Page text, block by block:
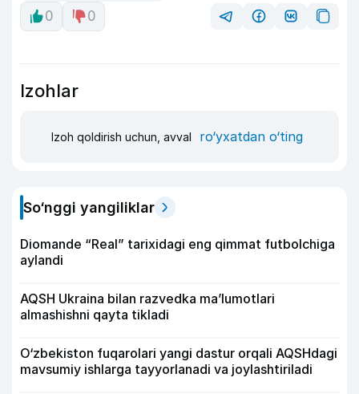
0
0
Izohlar
Izoh qoldirish uchun, avval ro‘yxatdan o‘ting
So‘nggi yangiliklar
Diomande “Real” tarixidagi eng qimmat futbolchiga
aylandi
AQSH Ukraina bilan razvedka ma’lumotlari
almashishni qayta tikladi
O‘zbekiston fuqarolari yangi dastur orqali AQSHdagi
mavsumiy ishlarga tayyorlanadi va joylashtiriladi